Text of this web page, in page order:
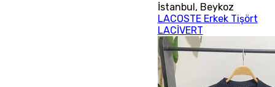
İstanbul, Beykoz
LACOSTE Erkek Tişört
LACİVERT